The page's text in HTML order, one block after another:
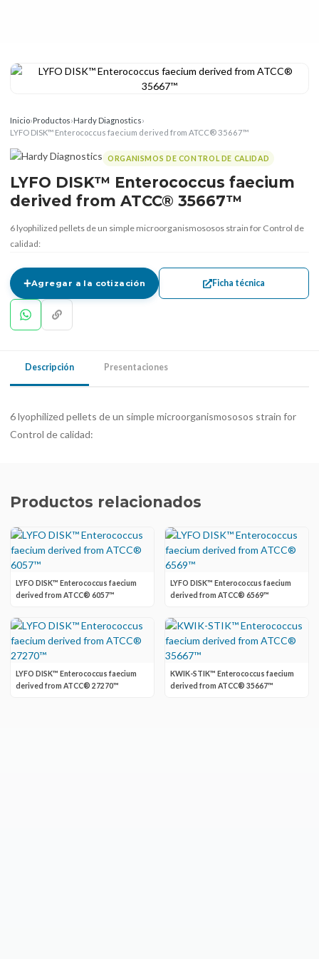
Inicio›Productos›Hardy Diagnostics›
LYFO DISK™ Enterococcus faecium derived from ATCC® 35667™
ORGANISMOS DE CONTROL DE CALIDAD
LYFO DISK™ Enterococcus faecium
derived from ATCC® 35667™
6 lyophilized pellets de un simple microorganismososos strain for Control de
calidad:
Agregar a la cotización Ficha técnica
Descripción Presentaciones
6 lyophilized pellets de un simple microorganismososos strain for
Control de calidad:
Productos relacionados
LYFO DISK™ Enterococcus faecium
derived from ATCC® 6057™
LYFO DISK™ Enterococcus faecium
derived from ATCC® 6569™
LYFO DISK™ Enterococcus faecium
derived from ATCC® 27270™
KWIK-STIK™ Enterococcus faecium
derived from ATCC® 35667™